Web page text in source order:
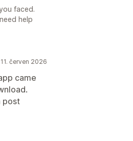
faced.
help
11. červen 2026
came
post